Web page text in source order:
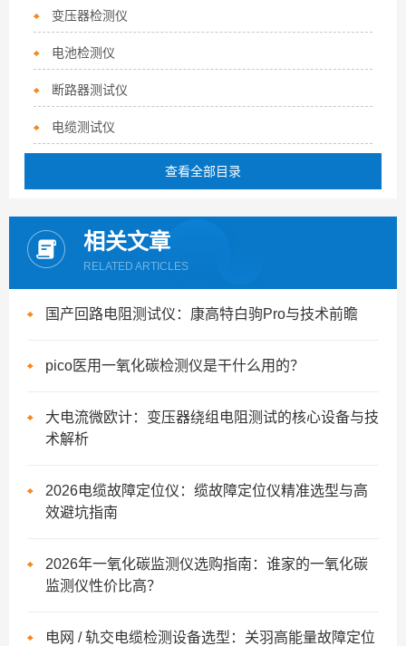
变压器检测仪
电池检测仪
断路器测试仪
电缆测试仪
查看全部目录
相关文章
RELATED ARTICLES
国产回路电阻测试仪：康高特白驹Pro与技术前瞻
pico医用一氧化碳检测仪是干什么用的？
大电流微欧计：变压器绕组电阻测试的核心设备与技
术解析
2026电缆故障定位仪：缆故障定位仪精准选型与高
效避坑指南
2026年一氧化碳监测仪选购指南：谁家的一氧化碳
监测仪性价比高？
电网 / 轨交电缆检测设备选型：关羽高能量故障定位